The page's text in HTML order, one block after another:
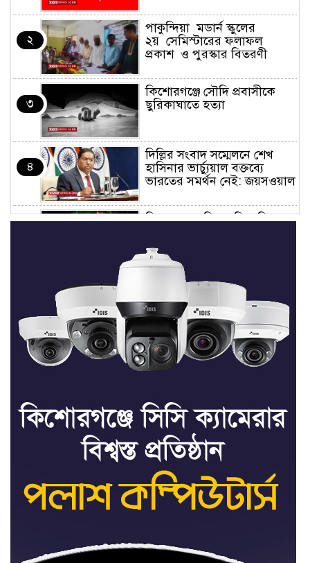
২
পাকুন্দিয়া মডার্ন স্কুলের
২য় সেমিস্টারের ফলাফল
প্রকাশ ও পুরস্কার বিতরণী
৩
কিশোরগঞ্জে সৌদি প্রবাসীকে
ছুরিকাঘাতে হত্যা
৪
দিল্লির সংবাদ সম্মেলনে শেখ
হাসিনার ভার্চ্যুয়াল বক্তব্যে
ভারতের সমর্থন নেই: জয়সওয়াল
কিশোরগঞ্জে নিজস্ব ফিসারির
সদস্যের মৃত্যু
সভাপতি ফাহিম, সম্পাদক
ফয়সাল: তাড়াইলে ছাত্র অধিকার
পরিষদের আংশিক কমিটি
অনুমোদন
৭
তাড়াইলে যুবদলের কেন্দ্রীয় সহ-
সাধারণ সম্পাদক সবুজকে
৮
৪ মন্ত্রণালয়ে নতুন সচিব নিয়োগ,
২ জনের পদোন্নতি
৯
শেখ হাসিনার সঙ্গে পালানোর
ফ্লাইট কীভাবে মিস করেছিলেন
সালমান এফ রহমান
ভাত রান্নার সময় নরম হয়ে গেলে
কী করবেন